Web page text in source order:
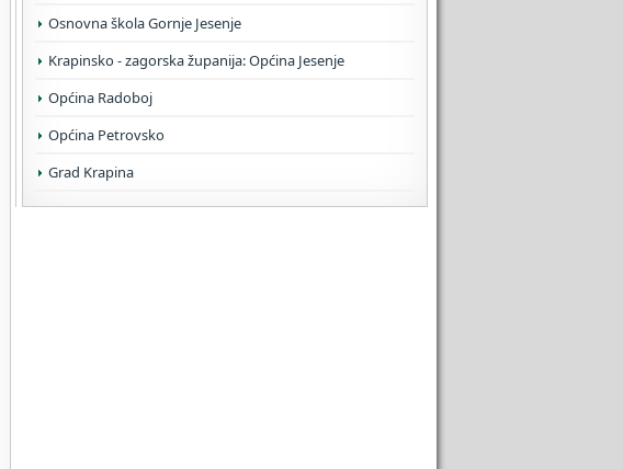
Osnovna škola Gornje Jesenje
Krapinsko - zagorska županija: Općina Jesenje
Općina Radoboj
Općina Petrovsko
Grad Krapina